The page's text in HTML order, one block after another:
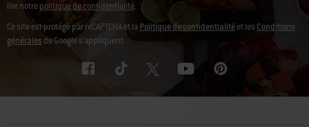
lire notrepolitique de confidentialité.
Ce site est protégé par reCAPTCHA et la Politique de confidentialitéet lesConditions
généralesde Google s’appliquent.